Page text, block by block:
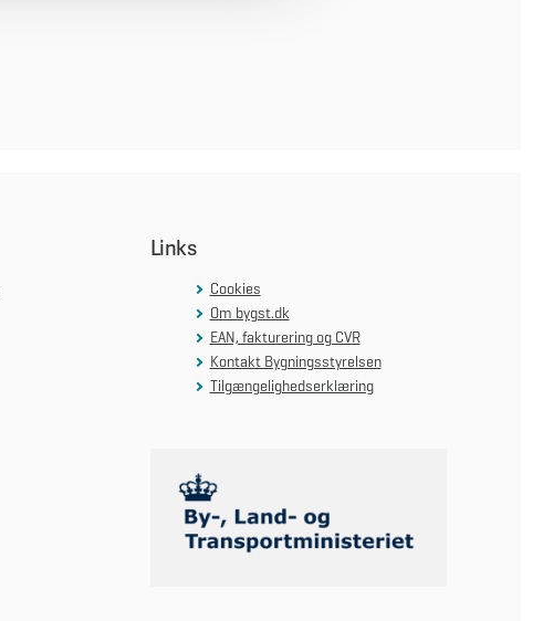
Links
Cookies
Om bygst.dk
EAN, fakturering og CVR
Kontakt Bygningsstyrelsen
Tilgængelighedserklæring